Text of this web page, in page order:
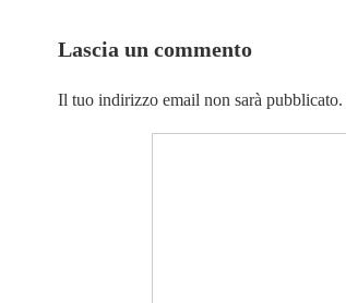
Lascia un commento
Il tuo indirizzo email non sarà pubblicato.